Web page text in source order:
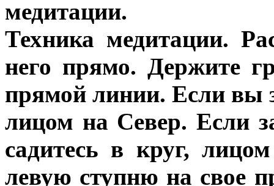
медитации.
Техника медитации.
него прямо. Держите
прямой линии. Если вы
лицом на Север. Если
садитесь в круг,
левую ступню на свое